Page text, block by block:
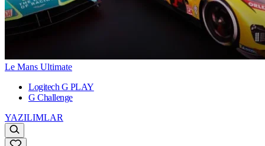
Le Mans Ultimate
Logitech G PLAY
G Challenge
YAZILIMLAR